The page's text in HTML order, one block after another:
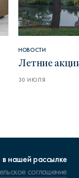
НОВОСТИ
Летние
30 ИЮЛЯ
нашей рассылке
соглашение